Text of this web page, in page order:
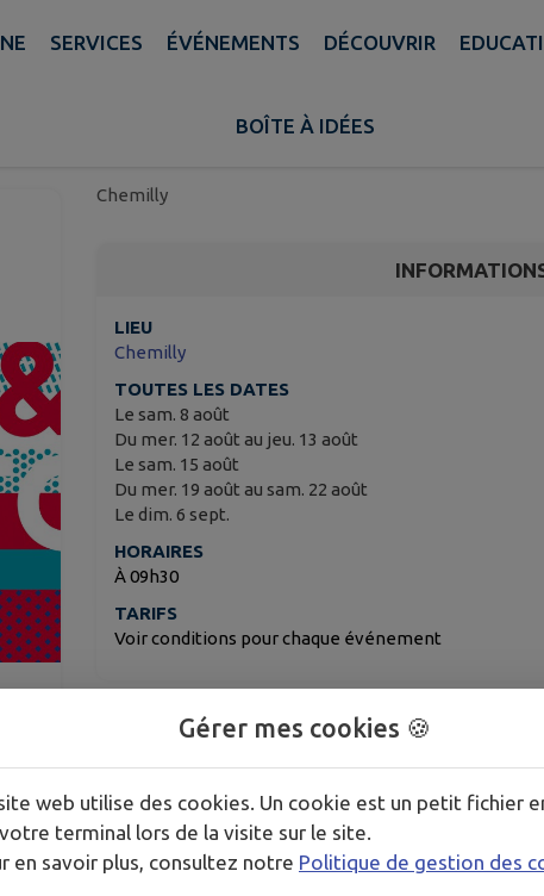
SERVICES ÉVÉNEMENTS DÉCOUVRIR
BOÎTE À IDÉES
Moulins Communauté.
Chemilly
LIEU
Chemilly
TOUTES LES DATES
Le sam. 8 août
Du mer. 12 août au jeu. 13 août
Le sam. 15 août
Du mer. 19 août au sam. 22 août
Le dim. 6 sept.
HORAIRES
À 09h30
TARIFS
Voir conditions pour chaque événement
Dans le cadre des actions du Pays d’art et
en pièces jointes les affiches des animations
Visites guidées, les nocturnes
visites théatralisées
rando patrimoine
Gérer mes cookies 🍪
web utilise des cookies. Un cookie est un petit fichier
terminal lors de la visite sur le site.
en savoir plus, consultez notre Politique de gestion des